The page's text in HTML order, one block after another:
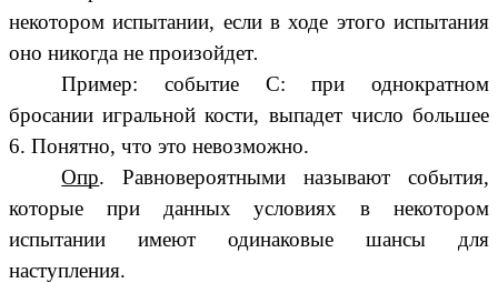
некотором испытании, если в ходе этого испытания
оно никогда не произойдет.
Пример: событие С: при однократном
бросании игральной кости, выпадет число большее
6. Понятно, что это невозможно.
Опр. Равновероятными называют события,
которые при данных условиях в некотором
испытании имеют одинаковые шансы для
наступления.